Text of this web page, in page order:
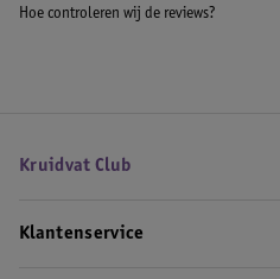
Hoe controleren wij de reviews?
Kruidvat Club
Klantenservice